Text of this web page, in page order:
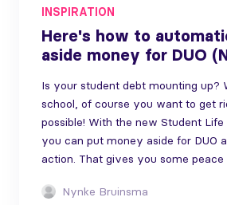
INSPIRATION
Here's how to
aside money for DUO
Is your student debt mounting up?
school, of course you want to get
possible! With the new Student
you can put money aside for DUO
action. That gives you some peace
Nynke Bruinsma